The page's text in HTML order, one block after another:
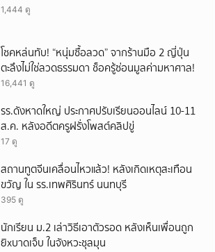
1,444 ดู
โชคหล่นทับ! “หนุ่มซื้อลวด” จากร้านมือ 2 ญี่ปุ่น
ตะลึงไม่ใช่ลวดธรรมดา ช็อครู้ซ่อนมูลค่ามหาศาล!
16,441 ดู
รร.ดังหาดใหญ่ ประกาศปรับเรียนออนไลน์ 10-11
ส.ค. หลังอดีตครูฝรั่งโพสต์คลิปขู่
17 ดู
สถานทูตจีนเคลื่อนไหวแล้ว! หลังเกิดเหตุสะเทือน
ขวัญ ใน รร.เทพศิรินทร์ นนทบุรี
395 ดู
นักเรียน ม.2 เล่าวิธีเอาตัวรอด หลังเห็นเพื่อนถูก
ยิxบาดเจ็บ ในจังหวะชุลมุน